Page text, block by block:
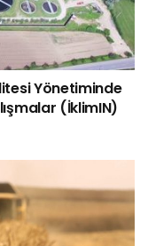
Yönetiminde
(İklimIN)